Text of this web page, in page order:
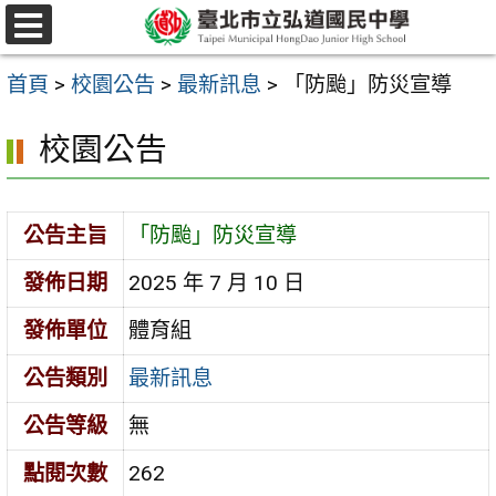
跳
至
主
內
容
選
單
首頁 > 校園公告 > 最新訊息 > 「防颱」防災宣導
校園公告
公告主旨
「防颱」防災宣導
發佈日期
2025 年 7 月 10 日
發佈單位
體育組
公告類別
最新訊息
公告等級
無
點閱次數
262